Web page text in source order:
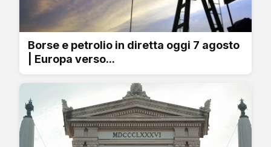
Borse e petrolio in diretta oggi 7 agosto
| Europa verso...